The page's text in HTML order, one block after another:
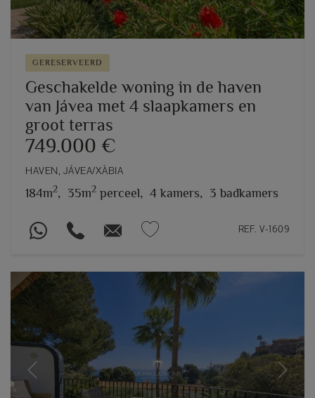
GERESERVEERD
Geschakelde woning in de haven
van Jávea met 4 slaapkamers en
groot terras
749.000 €
HAVEN, JÁVEA/XÀBIA
184m2, 35m2 perceel, 4 kamers, 3 badkamers
REF. V-1609
Previous Next